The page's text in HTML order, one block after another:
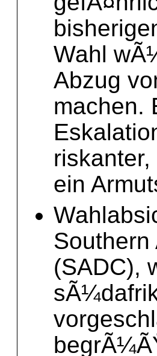
Wahl
Abzug
machen.
ein
(SADC),